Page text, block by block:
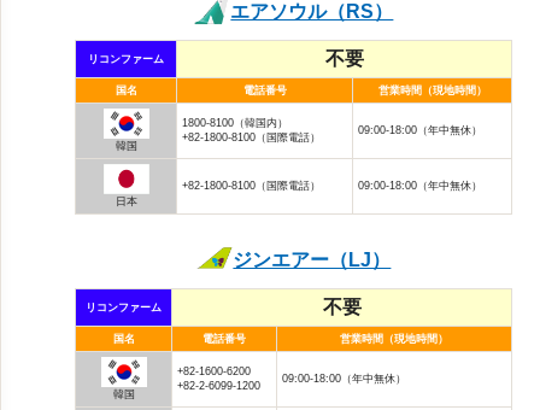
エアソウル（RS）
リコンファーム 不要
国名 電話番号 営業時間（現地時間）
韓国
1800-8100（韓国内）
+82-1800-8100（国際電話）
09:00-18:00（年中無休）
日本
+82-1800-8100（国際電話） 09:00-18:00（年中無休）
ジンエアー（LJ）
リコンファーム 不要
国名 電話番号 営業時間（現地時間）
韓国
+82-1600-6200
+82-2-6099-1200
09:00-18:00（年中無休）